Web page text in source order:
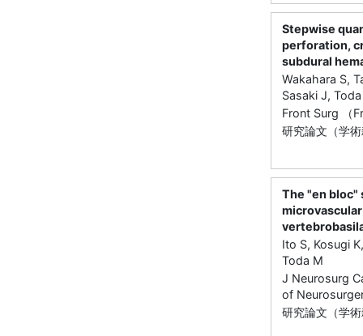
Stepwise
perforation,
subdural
Wakahara S,
Sasaki J,
Front Surg （
研究論文（学
The "en bloc"
Ito S, Kosugi
Toda M
J Neurosurg
of
研究論文（学